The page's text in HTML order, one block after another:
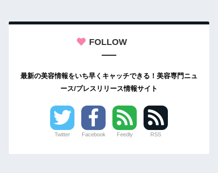
FOLLOW
最新の美容情報をいち早くキャッチできる！美容専門ニュ
ース/プレスリリース情報サイト
Twitter Facebook Feedly RSS